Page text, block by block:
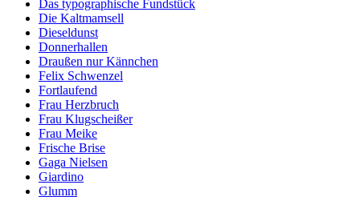
Das typographische Fundstück
Die Kaltmamsell
Dieseldunst
Donnerhallen
Draußen nur Kännchen
Felix Schwenzel
Fortlaufend
Frau Herzbruch
Frau Klugscheißer
Frau Meike
Frische Brise
Gaga Nielsen
Giardino
Glumm